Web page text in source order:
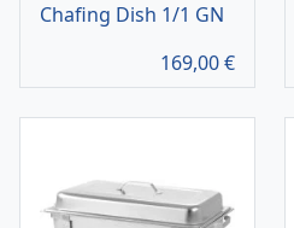
Chafing Dish 1/1 GN
169,00€